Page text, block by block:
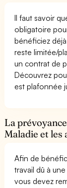
Il faut savoir
obligatoire
bénéficiez
reste limitée/
un contrat de
Découvrez
est plafonnée
La
Maladie et les
Afin de
travail dû à
vous devez